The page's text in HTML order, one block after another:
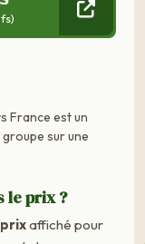
France est un
sur une
le prix ?
affiché pour